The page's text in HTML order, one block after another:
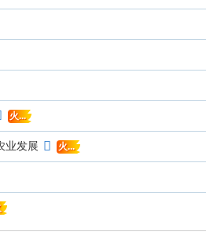
火...
业发展 火...